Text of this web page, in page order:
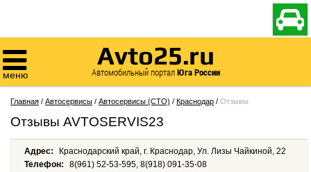


меню
Avto25.ru
Автомобильный порталЮга России
Главная / Автосервисы / Автосервисы (СТО) / Краснодар / Отзывы
Отзывы AVTOSERVIS23
Адрес:
Краснодарский край, г. Краснодар, Ул. Лизы Чайкиной, 22
Телефон:
8(961) 52-53-595, 8(918) 091-35-08